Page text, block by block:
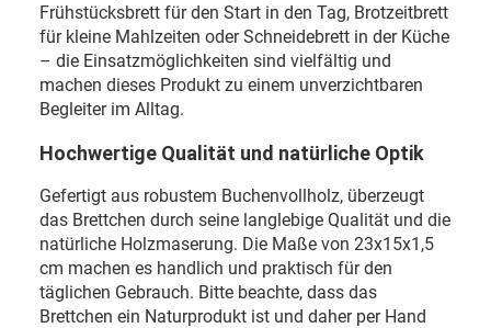
Frühstücksbrett für den Start in den Tag, Brotzeitbrett
für kleine Mahlzeiten oder Schneidebrett in der Küche
– die Einsatzmöglichkeiten sind vielfältig und
machen dieses Produkt zu einem unverzichtbaren
Begleiter im Alltag.
Hochwertige Qualität und natürliche Optik
Gefertigt aus robustem Buchenvollholz, überzeugt
das Brettchen durch seine langlebige Qualität und die
natürliche Holzmaserung. Die Maße von 23x15x1,5
cm machen es handlich und praktisch für den
täglichen Gebrauch. Bitte beachte, dass das
Brettchen ein Naturprodukt ist und daher per Hand